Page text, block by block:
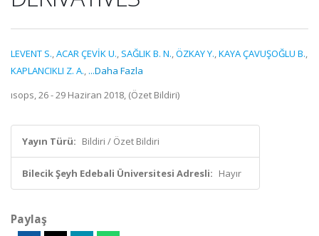
LEVENT S.,ACAR ÇEVİK U., SAĞLIK B. N.,ÖZKAY Y.,KAYA ÇAVUŞOĞLU B.,
KAPLANCIKLI Z. A., ...Daha Fazla
ısops, 26 - 29 Haziran 2018, (Özet Bildiri)
Yayın Türü: Bildiri / Özet Bildiri
Bilecik Şeyh Edebali Üniversitesi Adresli: Hayır
Paylaş